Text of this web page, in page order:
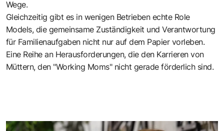
Wege.
Gleichzeitig gibt es in wenigen Betrieben echte Role
Models, die gemeinsame Zuständigkeit und Verantwortung
für Familienaufgaben nicht nur auf dem Papier vorleben.
Eine Reihe an Herausforderungen, die den Karrieren von
Müttern, den "Working Moms" nicht gerade förderlich sind.